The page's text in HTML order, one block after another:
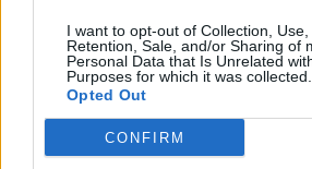
I want to opt-out of Collection, Use,
Retention, Sale, and/or Sharing of
Personal Data that Is Unrelated
Purposes for which it was collected.
Opted Out
CONFIRM
znanim slovenskim pesnikom in
Cankarjem. Njegova pripoved
je otroke spodbudila k
načina življenja nekoč. Svoja
doživetja te pripovedi ter